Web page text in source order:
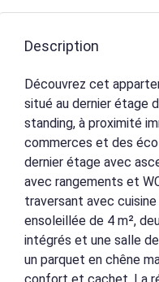
Description
Découvrez cet
situé au dernier étage
standing, à proximité
commerces et des
dernier étage avec
avec rangements et
traversant avec
ensoleillée de 4 m²,
intégrés et une salle
un parquet en chêne